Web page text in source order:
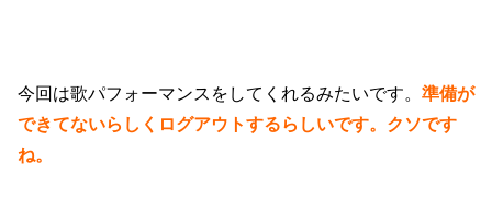
今回は歌パフォーマンスをしてくれるみたいです。 準備が
できてないらしくログアウトするらしいです。クソです
ね。